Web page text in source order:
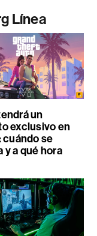
Línea
un
exclusivo en
cuándo se
y a qué hora